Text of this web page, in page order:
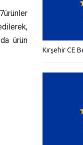
ürün
Kırşehir CE